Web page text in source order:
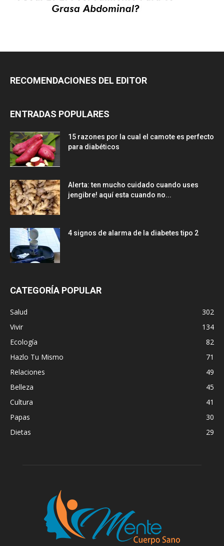
RECOMENDACIONES DEL EDITOR
ENTRADAS POPULARES
15 razones por la cual el camote es perfecto
para diabéticos
Alerta: ten mucho cuidado cuando uses
jengibre! aquí esta cuando no...
4 signos de alarma de la diabetes tipo 2
CATEGORÍA POPULAR
Salud
302
Vivir
134
Ecología
82
Hazlo Tu Mismo
71
Relaciones
49
Belleza
45
Cultura
41
Papas
30
Dietas
29